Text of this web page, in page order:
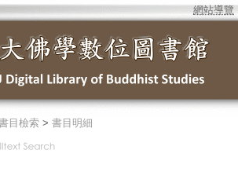
網站導覽
目檢索 > 書目明細